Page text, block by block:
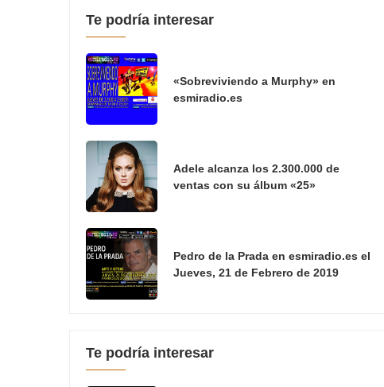
Te podría interesar
«Sobreviviendo a Murphy» en
esmiradio.es
Adele alcanza los 2.300.000 de
ventas con su álbum «25»
Pedro de la Prada en esmiradio.es el
Jueves, 21 de Febrero de 2019
Te podría interesar